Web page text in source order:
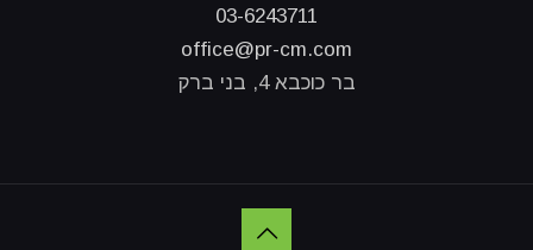
03-6243711
office@pr-cm.com
בר כוכבא 4, בני ברק